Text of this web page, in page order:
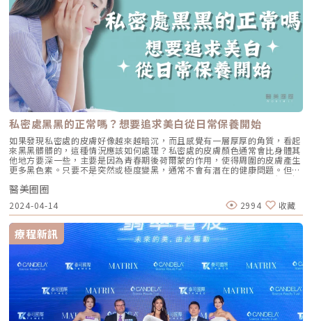
體。如果是想要自然上揚微笑嘴型，主要是透過注射唇珠來突顯弧度，同時
微調唇角、唇峰等細節，讓形狀更加精緻完美。因此，在接受療程前務必提
前與醫生仔細溝通，共同決定最適合自己的方式。玻尿酸豐唇後遺症與副作
用有哪些？大部分人在玻尿酸豐唇後，可能會出現短暫性紅腫、瘀青、輕微
腫脹，通常在5天內漸漸消退。由於玻尿酸可被人體自然分解代謝，發生嚴
重副作用的機率極低。如果術後有異常疼痛、持續腫脹等狀況，應儘速回診
請醫師評估。玻尿酸豐唇術後保養大多人會擔心施打玻尿酸豐唇後可能會出
現厚厚的香腸嘴、以及會有大面積瘀青問題。因此要選擇正規的診所、安全
的玻尿酸品牌以及可信賴的醫師。同時，注射後的保養也是非常重要環節，
能夠大幅降低失敗機率，使恢復期縮短，讓你輕鬆擁有性感唇型。 術後一
週內，應避免按壓注射區域，同時不可做出誇張臉部的表情。 以天然保濕
為主的保養品，有利於提升肌膚水分，不但能延長豐唇維持時間，還能達到
修護唇部的效果。 使用溫和的洗臉產品清潔注射部位，唇部周圍也應維持
乾爽。療程後2天內，避免塗抹藥膏、乳霜或彩妝品。 術後可在唇部周圍進
行冰敷約5至10分鐘，有利於緩解腫脹和發熱的情況。玻尿酸豐唇需要多久
打一次？通常建議在同個部位注射後，需等待1個月左右再執行下一次療
程。但是否能夠進行注射也會受到皮膚彈性和可注射空間等因素的影響。如
果使用的是大分子玻尿酸，具有出色的支撐性和足夠的彈性，能夠維持效果
長達18至24個月，甚至更長時間，維持時間也會視個人體質而定。玻尿酸
豐唇術後多久能上妝？一般來說，接受玻尿酸填補術後的12小時，就可以上
妝了。但是在選擇化妝品時，應避免使用含有美白、酒精等刺激性成分的產
品。另外，在日常保養方面，建議多使用護唇膏，讓嘴唇得到充分滋潤，讓
唇部能更為出色。延伸閱讀：擁有性感翹唇必讀！ 豐唇價格與效果大比拼
玻尿酸豐唇常見問題 Q&AQ1. 玻尿酸豐唇會變成香腸嘴嗎？A：只要由經驗
豐富的醫師操作，並採用適當的劑量與分層注射技術，出現「香腸嘴」的機
率極低。選擇合格的診所與專業醫師是關鍵。​Q2. 哪些人不適合進行玻尿酸
豐唇？A：懷孕或哺乳中的女性、嚴重過敏體質者、唇部有感染或皮膚疾病
的人不建議施打。術前應與醫師詳細討論自身狀況。​Q3. 玻尿酸豐唇可以和
電音波等能量型療程一起做嗎？A：玻尿酸豐唇可以和某些能量型療程（如
電音波、音波拉提、皮秒雷射）一起規劃，但不建議同一天在同一部位同時
進行。電音波屬於高能量緊緻療程，理論上不會直接破壞已注射的玻尿酸，
但可能因熱效應、組織變化影響效果持久度，或增加腫脹風險。建議讓專業
私密處黑黑的正常嗎？想要追求美白從日常保養開始
如果發現私密處的皮膚好像越來越暗沉，而且感覺有一層厚厚的角質，看起
來黑黑髒髒的，這種情況應該如何處理？私密處的皮膚顏色通常會比身體其
他地方要深一些，主要是因為青春期後荷爾蒙的作用，使得周圍的皮膚產生
更多黑色素。只要不是突然或極度變黑，通常不會有潛在的健康問題。但如
果你發現自己的私密處一天比一天更暗，最好還是盡快諮詢醫師。我們了解
許多女性會面臨私密處黑黑的困擾，因此將解析私密處暗沉的不當行為和提
供日常保養的對策，另外，我們也會探討私密處日常美白方式有哪些？讓各
位讀者更了解如何應對這個問題。要小心這些造成私密處暗沈的不當行為！
經常穿緊身內褲、丁字褲或牛仔褲，讓布料頻繁摩擦私密處和胯下，這樣會
導致皮膚受到刺激，容易讓私處變暗沉，應選擇合適的衣物材質和尺寸，減
少對皮膚的摩擦。同樣地，如果自己除毛時方法不當，容易引起毛囊發炎，
進而導致私處暗沈的情況，如果遇到嚴重的毛囊發炎情況，建議尋求專業醫
師，以確保私密處健康和獲得理想的美化效果。長時間久坐使得私密處經常
處於悶熱狀態，再加上布料的反覆摩擦，也會對皮膚造成不利影響，建議應
定期活動身體，讓私密處得到通風。另外，過度清潔私密處反而會降低皮膚
的保護力，增加黑色素沈澱的機會，只要我們注意這些細節，就能夠維持私
密處的健康和光澤。私密處日常保養的對策女性私密處的皮膚比較嬌嫩敏
感，一般的美白保養品可能會造成刺激。因此，在考慮美白前，最重要的是
先確保私密處的健康。尤其女性的生理結構與男性不同，女性的陰部位於身
醫美圈圈
2024-04-14 2994 收藏
療程新訊